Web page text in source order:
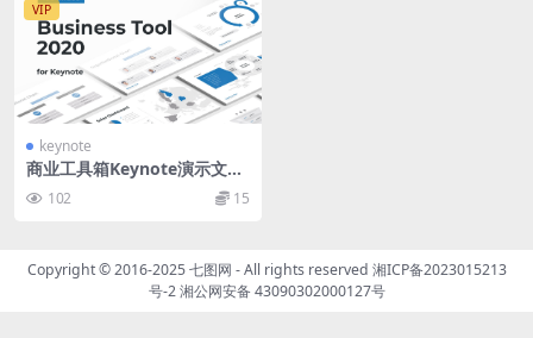
VIP
keynote
商业工具箱Keynote演示文稿
Business Tool 2020 for Key
note
102 15
Copyright © 2016-2025七图网 - All rights reserved 湘ICP备2023015213
号-2湘公网安备 43090302000127号